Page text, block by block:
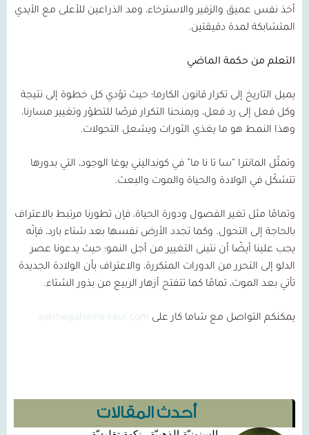
أحدث المقالات
أخذ نفس عميق والزفير والاسترخاء، ومد الذراعين للأعلى مع الأيدي
المتشابكة لمدة دقيقتين.
التعلم من حكمة الماضي
يميل التاريخ إلى تكرار قانون الكارما؛ حيث تؤدي كل خطوة إلى نتيجة
وكل فعل إلى رد فعل، ويمنحنا التكرار فرصًا للتطوّر وتغيير مسارنا،
وهذا النمط هو ما يغذي الثورات ويشعل التحولات.
وتمثّل المانترا “سا تا نا ما” في كونداليني يوغا الوجود، التي بدورها
تتشكّل في الولادة والحياة والموت والبعث.
وتمامًا مثل تغير الفصول ودورة الحياة، فإن تطورنا مرتبط بالاعتراف
بالحاجة إلى التحول. وكما تجدد الأرض نفسها بعد شتاء بارد، فإنّه
يجب علينا أيضًا أن نتبنى التغيير من أجل النمو؛ حيث يدعونا عصر
الدلو إلى التحرر من الدورات المتكررة، والاعتراف بأن الولادة الجديدة
تأتي بعد الموت، تمامًا كما تتفتح أزهار الربيع من بذور الشتاء.
يمكنكم التواصل مع شاما كار على askme@shama-kaur.com